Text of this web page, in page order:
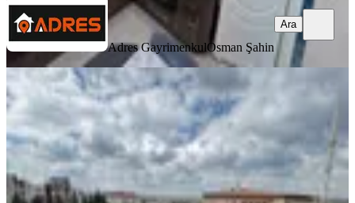
Adres GayrimenkulOsman Şahin
Ara
SİTE İÇİ
Etimesgut'un Parlayan Yıldızı
Ayyıldız'da 3+1 Panoromik Peyzaj
Etimesgut, Ayyıldız Mahallesi
125 m²· 2. Kat 29.07.2026
4.469.000 ₺